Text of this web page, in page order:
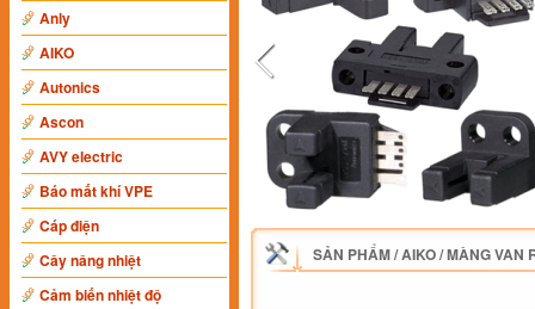
Anly
AIKO
Autonics
Ascon
AVY electric
Báo mất khí VPE
Cáp điện
Cây nâng nhiệt
Cảm biến nhiệt độ
SẢN PHẨM/AIKO/MÀNG VAN